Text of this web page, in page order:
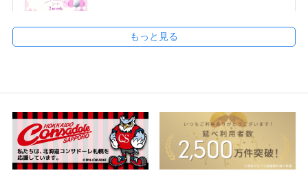
いのでリピしています。
ringo さん ★★★☆☆
普段プレミオを使用しているのですがこの度UVタイプ
アイなのですが朝装着して昼頃になると凄く乾燥してし
まいます。 次回からまたプレミオにしようと思ってい
ます。 主人もこちらを購入しましたがとても良いと言
っていました。
1箱あたり
1,640円
1箱あたり
【送料無料】2ウィークファイン UV プラス
4箱